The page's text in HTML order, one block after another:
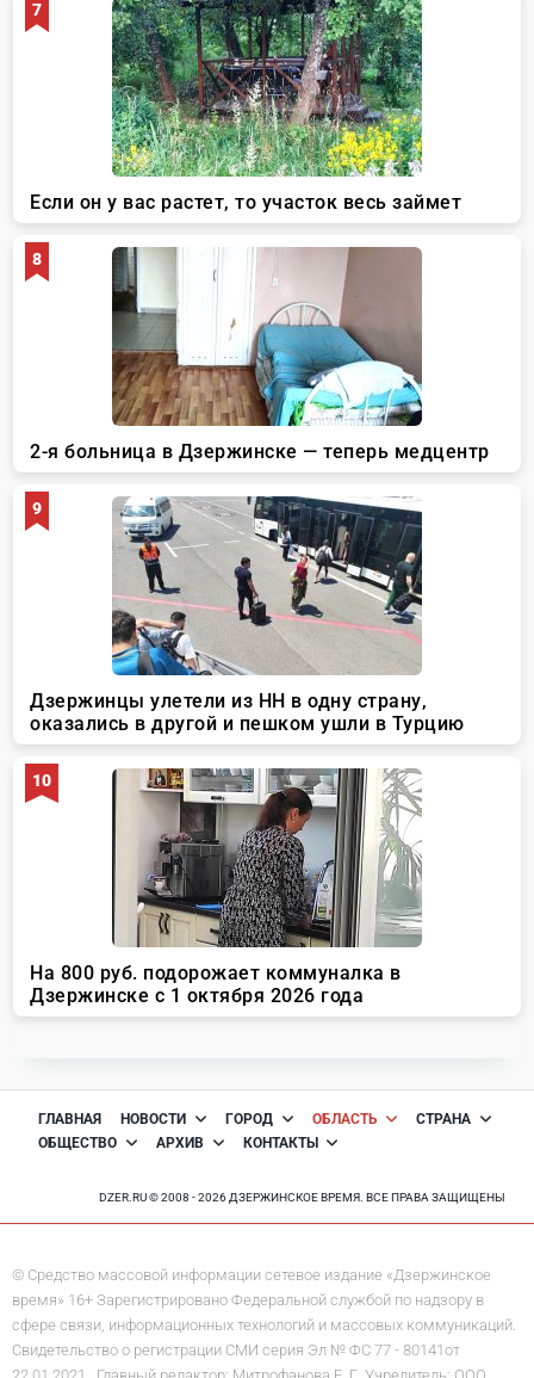
ГЛАВНАЯ НОВОСТИ ГОРОД ОБЛАСТЬ
СТРАНА
ОБЩЕСТВО
АРХИВ КОНТАКТЫ
DZER.RU © 2008 - 2026 ДЗЕРЖИНСКОЕ ВРЕМЯ. ВСЕ ПРАВА ЗАЩИЩЕНЫ
© Средство массовой информации сетевое издание «Дзержинское
время» 16+ Зарегистрировано Федеральной службой по надзору в
сфере связи, информационных технологий и массовых коммуникаций.
Свидетельство о регистрации СМИ серия Эл № ФС 77 - 80141от